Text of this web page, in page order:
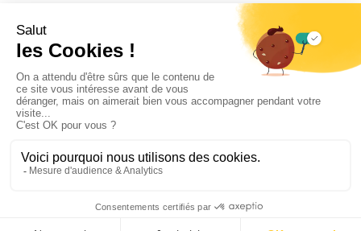
Mentions légales